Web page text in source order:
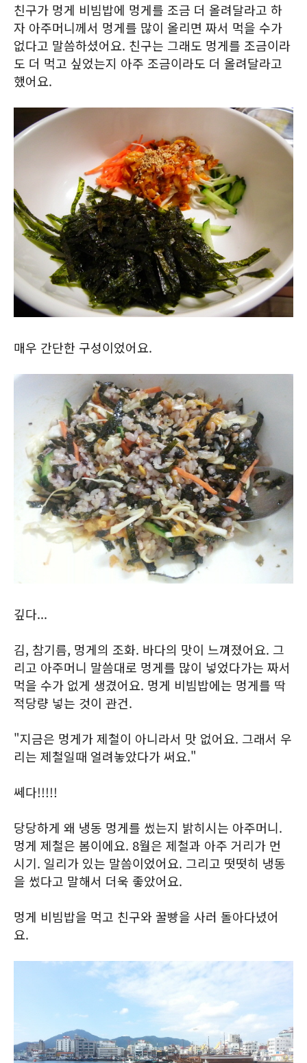
친구가 멍게 비빔밥에 멍게를 조금 더 올려달라고 하
자 아주머니께서 멍게를 많이 올리면 짜서 먹을 수가
없다고 말씀하셨어요. 친구는 그래도 멍게를 조금이라
도 더 먹고 싶었는지 아주 조금이라도 더 올려달라고
했어요.
매우 간단한 구성이었어요.
깊다...
김, 참기름, 멍게의 조화. 바다의 맛이 느껴졌어요. 그
리고 아주머니 말씀대로 멍게를 많이 넣었다가는 짜서
먹을 수가 없게 생겼어요. 멍게 비빔밥에는 멍게를 딱
적당량 넣는 것이 관건.
"지금은 멍게가 제철이 아니라서 맛 없어요. 그래서 우
리는 제철일때 얼려놓았다가 써요."
쎄다!!!!!
당당하게 왜 냉동 멍게를 썼는지 밝히시는 아주머니.
멍게 제철은 봄이에요. 8월은 제철과 아주 거리가 먼
시기. 일리가 있는 말씀이었어요. 그리고 떳떳히 냉동
을 썼다고 말해서 더욱 좋았어요.
멍게 비빔밥을 먹고 친구와 꿀빵을 사러 돌아다녔어
요.